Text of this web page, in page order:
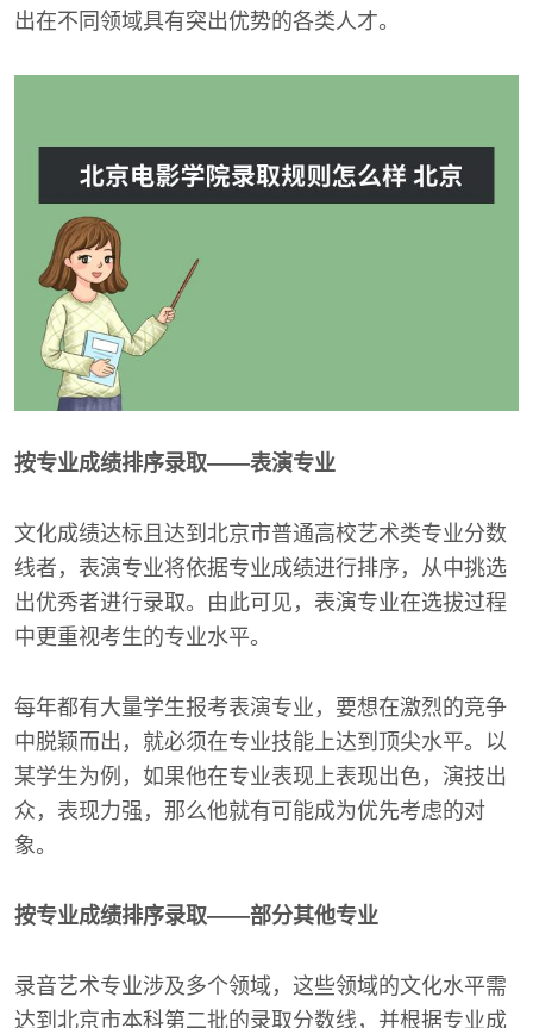
出在不同领域具有突出优势的各类人才。
按专业成绩排序录取——表演专业
文化成绩达标且达到北京市普通高校艺术类专业分数
线者，表演专业将依据专业成绩进行排序，从中挑选
出优秀者进行录取。由此可见，表演专业在选拔过程
中更重视考生的专业水平。
每年都有大量学生报考表演专业，要想在激烈的竞争
中脱颖而出，就必须在专业技能上达到顶尖水平。以
某学生为例，如果他在专业表现上表现出色，演技出
众，表现力强，那么他就有可能成为优先考虑的对
象。
按专业成绩排序录取——部分其他专业
录音艺术专业涉及多个领域，这些领域的文化水平需
达到北京市本科第二批的录取分数线，并根据专业成